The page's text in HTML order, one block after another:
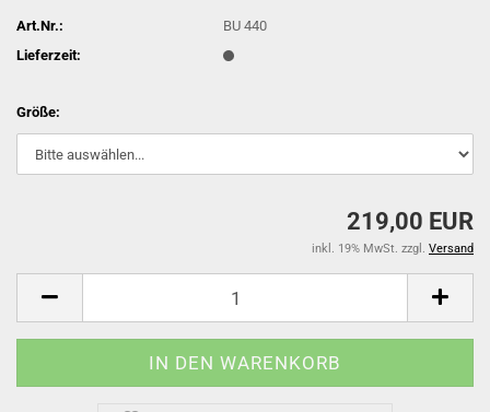
Art.Nr.:
BU 440
Lieferzeit:
Größe:
219,00 EUR
inkl. 19% MwSt. zzgl. Versand